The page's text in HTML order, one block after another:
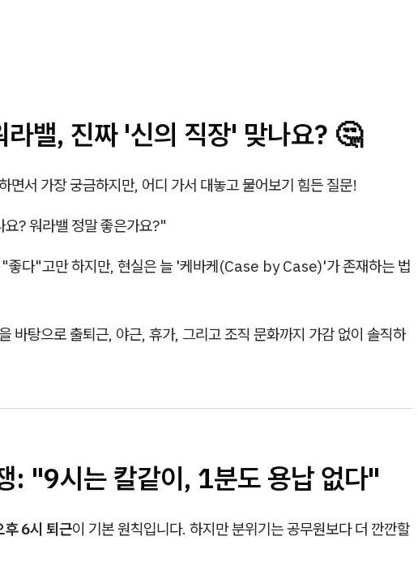
라밸, 진짜 '신의 직장' 맞나요? 🤔
면서 가장 궁금하지만, 어디 가서 대놓고 물어보기 힘든 질문!
? 워라밸 정말 좋은가요?"
"좋다"고만 하지만, 현실은 늘 '케바케(Case by Case)'가 존재하는 법
바탕으로 출퇴근, 야근, 휴가, 그리고 조직 문화까지 가감 없이 솔직하
: "9시는 칼같이, 1분도 용납 없다"
후 6시 퇴근이 기본 원칙입니다. 하지만 분위기는 공무원보다 더 깐깐할